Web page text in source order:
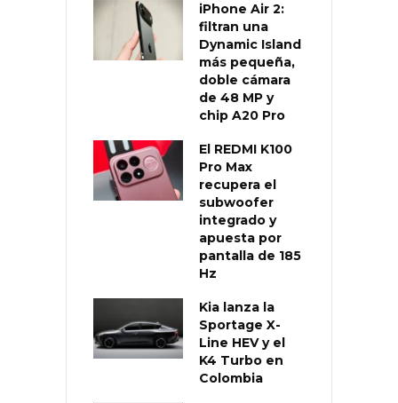
iPhone Air 2:
filtran una
Dynamic Island
más pequeña,
doble cámara
de 48 MP y
chip A20 Pro
El REDMI K100
Pro Max
recupera el
subwoofer
integrado y
apuesta por
pantalla de 185
Hz
Kia lanza la
Sportage X-
Line HEV y el
K4 Turbo en
Colombia